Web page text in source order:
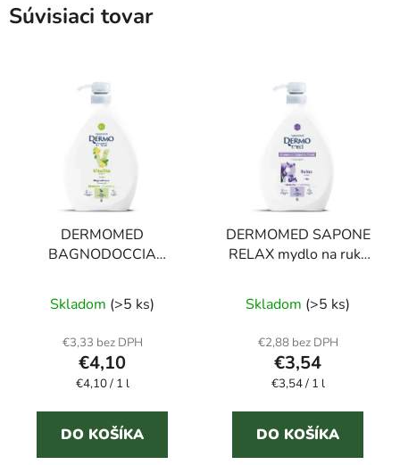
Súvisiaci tovar
DERMOMED
BAGNODOCCIA
limeta 1 l
Skladom (>5 ks)
€3,33 bez DPH
€4,10
Jednotková
€4,10 / 1 l
DO KOŠÍKA
DERMOMED SAPONE
RELAX mydlo na ruky
Skladom (>5 ks)
€2,88 bez DPH
€3,54
Jednotková
€3,54 / 1 l
DO KOŠÍKA